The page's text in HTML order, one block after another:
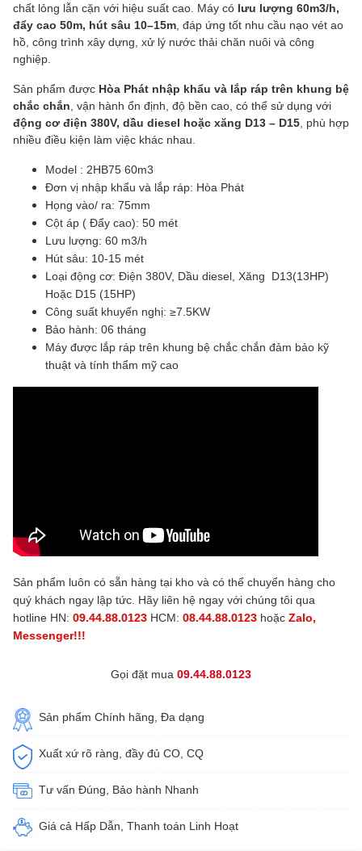
chất lỏng lẫn cặn với hiệu suất cao. Máy có lưu lượng 60m3/h,
đẩy cao 50m, hút sâu 10–15m , đáp ứng tốt nhu cầu nạo vét ao
hồ, công trình xây dựng, xử lý nước thải chăn nuôi và công
nghiệp.
Sản phẩm được Hòa Phát nhập khẩu và lắp ráp trên khung bệ
chắc chắn , vận hành ổn định, độ bền cao, có thể sử dụng với
động cơ điện 380V, dầu diesel hoặc xăng D13 – D15 , phù hợp
nhiều điều kiện làm việc khác nhau.
Model : 2HB75 60m3
Đơn vị nhập khẩu và lắp ráp: Hòa Phát
Họng vào/ ra: 75mm
Cột áp ( Đẩy cao): 50 mét
Lưu lượng: 60 m3/h
Hút sâu: 10-15 mét
Loại động cơ: Điện 380V, Dầu diesel, Xăng D13(13HP)
Hoặc D15 (15HP)
Công suất khuyến nghị: ≥7.5KW
Bảo hành: 06 tháng
Máy được lắp ráp trên khung bệ chắc chắn đảm bảo kỹ
thuật và tính thẩm mỹ cao
Sản phẩm luôn có sẵn hàng tại kho và có thể chuyển hàng cho
quý khách ngay lập tức. Hãy liên hệ ngay với chúng tôi qua
hotline HN: 09.44.88.0123 HCM: 08.44.88.0123 hoặc Zalo,
Messenger!!!
Gọi đặt mua 09.44.88.0123
Sản phẩm Chính hãng, Đa dạng
Xuất xứ rõ ràng, đầy đủ CO, CQ
Tư vấn Đúng, Bảo hành Nhanh
Giá cả Hấp Dẫn, Thanh toán Linh Hoạt